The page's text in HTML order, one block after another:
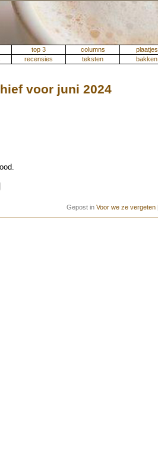
top 3 columns plaatjes
recensies teksten bakken
voor juni 2024
Gepost in Voor we ze vergeten